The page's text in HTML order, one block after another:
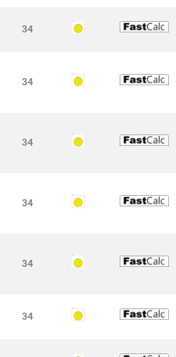
34
34
34
34
34
34
Om oss
Projekt
All rights reserved.
från oss och håll er ajour med